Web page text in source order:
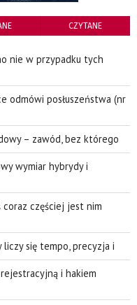
CZYTANE
nie w przypadku tych
odmówi posłuszeństwa (nr
– zawód, bez którego
wymiar hybrydy i
coraz częściej jest nim
liczy się tempo, precyzja i
i hakiem